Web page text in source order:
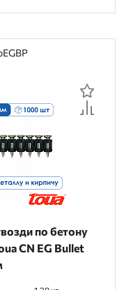
по бетону
CN EG Bullet